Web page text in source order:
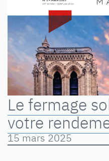
Le fermage
votre
15 mars 2025